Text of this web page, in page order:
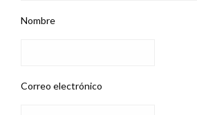
Nombre
Correo electrónico